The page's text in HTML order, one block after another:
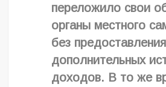
переложило свои
органы местного
без
дополнительных
доходов. В то же